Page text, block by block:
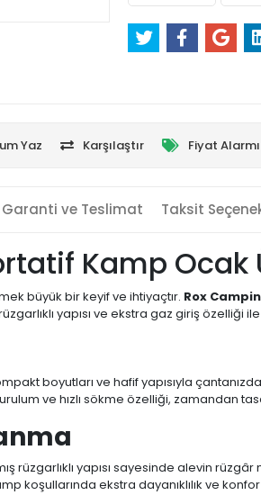
Yaz Karşılaştır Fiyat Alarmı
Garanti ve Teslimat Taksit
Kamp Ocak
büyük bir keyif ve ihtiyaçtır. Rox
yapısı ve ekstra gaz giriş özelliği
boyutları ve hafif yapısıyla
ve hızlı sökme özelliği, zamandan
rüzgarlıklı yapısı sayesinde alevin
koşullarında ekstra dayanıklılık ve